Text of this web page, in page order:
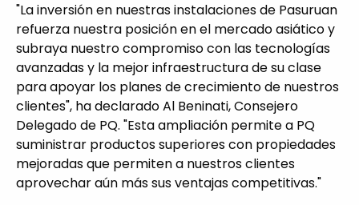
"La inversión en nuestras instalaciones de Pasuruan
refuerza nuestra posición en el mercado asiático y
subraya nuestro compromiso con las tecnologías
avanzadas y la mejor infraestructura de su clase
para apoyar los planes de crecimiento de nuestros
clientes", ha declarado Al Beninati, Consejero
Delegado de PQ. "Esta ampliación permite a PQ
suministrar productos superiores con propiedades
mejoradas que permiten a nuestros clientes
aprovechar aún más sus ventajas competitivas."